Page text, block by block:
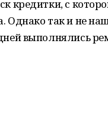
кредитки, с
Однако так и не
выполнялись